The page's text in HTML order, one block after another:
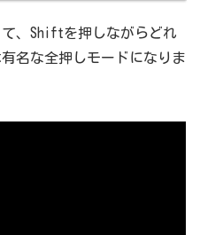
て、Shiftを押しながらどれ
名な全押しモードになりま